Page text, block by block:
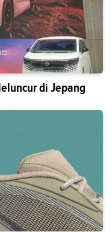
di Jepang